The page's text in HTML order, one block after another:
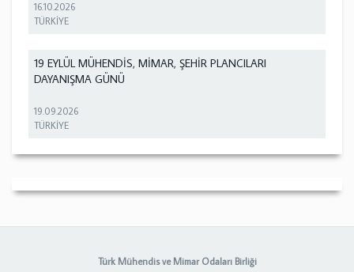
16.10.2026
TÜRKİYE
19 EYLÜL MÜHENDİS, MİMAR, ŞEHİR PLANCILARI
DAYANIŞMA GÜNÜ
19.09.2026
TÜRKİYE
Türk Mühendis ve Mimar Odaları Birliği